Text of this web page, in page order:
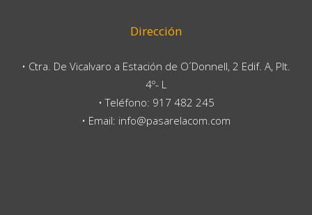
Dirección
• Ctra. De Vicalvaro a Estación de O´Donnell, 2 Edif. A, Plt.
4º- L
• Teléfono: 917 482 245
• Email: info@pasarelacom.com